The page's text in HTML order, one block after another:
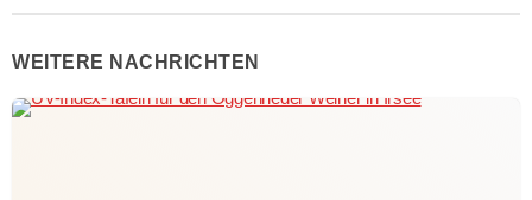
WEITERE NACHRICHTEN